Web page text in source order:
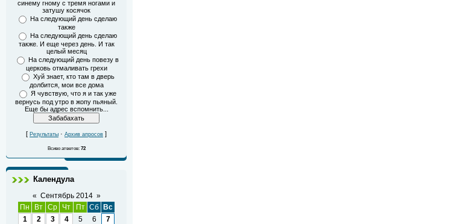
синему гному с тремя ногами и
затушу косячок
На следующий день сделаю
также
На следующий день сделаю
также. И еще через день. И так
целый месяц
На следующий день повезу в
церковь отмаливать грехи
Хуй знает, кто там в дверь
долбится, мои все дома
Я чувствую, что я и так уже
вернусь под утро в жопу пьяный.
Еще бы адрес вспомнить...
[ Результаты · Архив апросов ]
Всиво атветов: 72
Календула
« Сентябрь 2014 »
Пн
Вт Ср Чт Пт Сб
Вс
1
2 3 4 5 6
7